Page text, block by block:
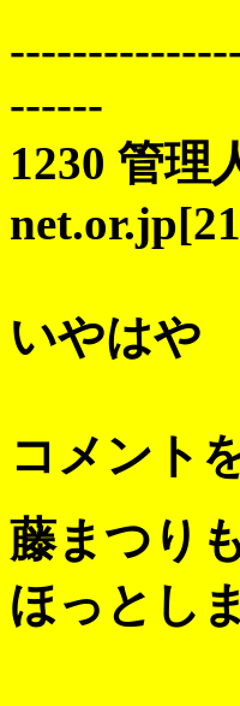
------
1230 管理
いやはや
コメント
藤まつり
ほっとし